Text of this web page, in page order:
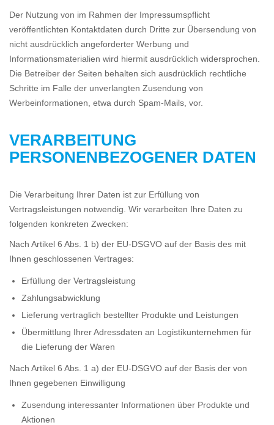
Der Nutzung von im Rahmen der Impressumspflicht
veröffentlichten Kontaktdaten durch Dritte zur Übersendung von
nicht ausdrücklich angeforderter Werbung und
Informationsmaterialien wird hiermit ausdrücklich widersprochen.
Die Betreiber der Seiten behalten sich ausdrücklich rechtliche
Schritte im Falle der unverlangten Zusendung von
Werbeinformationen, etwa durch Spam-Mails, vor.
VERARBEITUNG
PERSONENBEZOGENER DATEN
Die Verarbeitung Ihrer Daten ist zur Erfüllung von
Vertragsleistungen notwendig. Wir verarbeiten Ihre Daten zu
folgenden konkreten Zwecken:
Nach Artikel 6 Abs. 1 b) der EU-DSGVO auf der Basis des mit
Ihnen geschlossenen Vertrages:
Erfüllung der Vertragsleistung
Zahlungsabwicklung
Lieferung vertraglich bestellter Produkte und Leistungen
Übermittlung Ihrer Adressdaten an Logistikunternehmen für
die Lieferung der Waren
Nach Artikel 6 Abs. 1 a) der EU-DSGVO auf der Basis der von
Ihnen gegebenen Einwilligung
Zusendung interessanter Informationen über Produkte und
Aktionen